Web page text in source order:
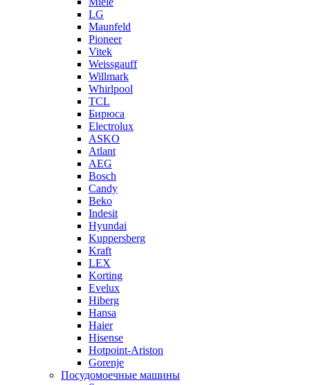
LG
Maunfeld
Pioneer
Vitek
Weissgauff
Willmark
Whirlpool
TCL
Бирюса
Electrolux
ASKO
Atlant
AEG
Bosch
Candy
Beko
Indesit
Hyundai
Kuppersberg
Kraft
LEX
Korting
Evelux
Hiberg
Hansa
Haier
Hisense
Hotpoint-Ariston
Gorenje
Посудомоечные машины